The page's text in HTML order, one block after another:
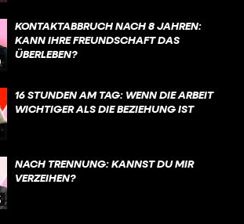
KONTAKTABBRUCH NACH 8 JAHREN:
KANN IHRE FREUNDSCHAFT DAS
ÜBERLEBEN?
16 STUNDEN AM TAG: WENN DIE ARBEIT
WICHTIGER ALS DIE BEZIEHUNG IST
NACH TRENNUNG: KANNST DU MIR
VERZEIHEN?